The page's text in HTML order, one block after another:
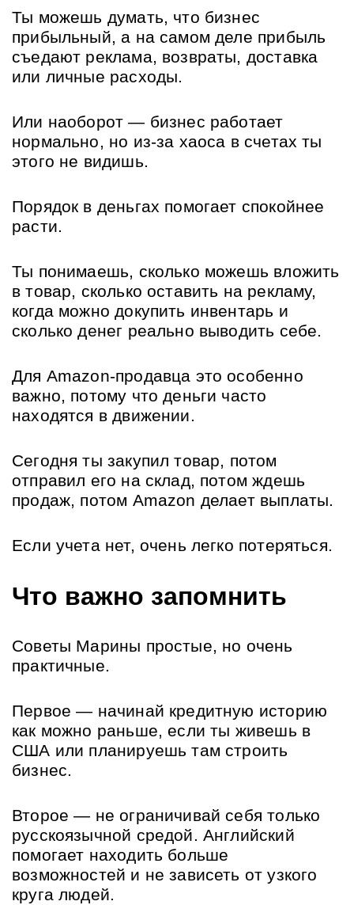
Ты можешь думать, что бизнес
прибыльный, а на самом деле прибыль
съедают реклама, возвраты, доставка
или личные расходы.
Или наоборот — бизнес работает
нормально, но из-за хаоса в счетах ты
этого не видишь.
Порядок в деньгах помогает спокойнее
расти.
Ты понимаешь, сколько можешь вложить
в товар, сколько оставить на рекламу,
когда можно докупить инвентарь и
сколько денег реально выводить себе.
Для Amazon-продавца это особенно
важно, потому что деньги часто
находятся в движении.
Сегодня ты закупил товар, потом
отправил его на склад, потом ждешь
продаж, потом Amazon делает выплаты.
Если учета нет, очень легко потеряться.
Что важно запомнить
Советы Марины простые, но очень
практичные.
Первое — начинай кредитную историю
как можно раньше, если ты живешь в
США или планируешь там строить
бизнес.
Второе — не ограничивай себя только
русскоязычной средой. Английский
помогает находить больше
возможностей и не зависеть от узкого
круга людей.